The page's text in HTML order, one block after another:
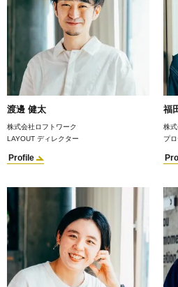
渡邊 健太
株式会社ロフトワーク
LAYOUT ディレクター
Profile
福
株
プ